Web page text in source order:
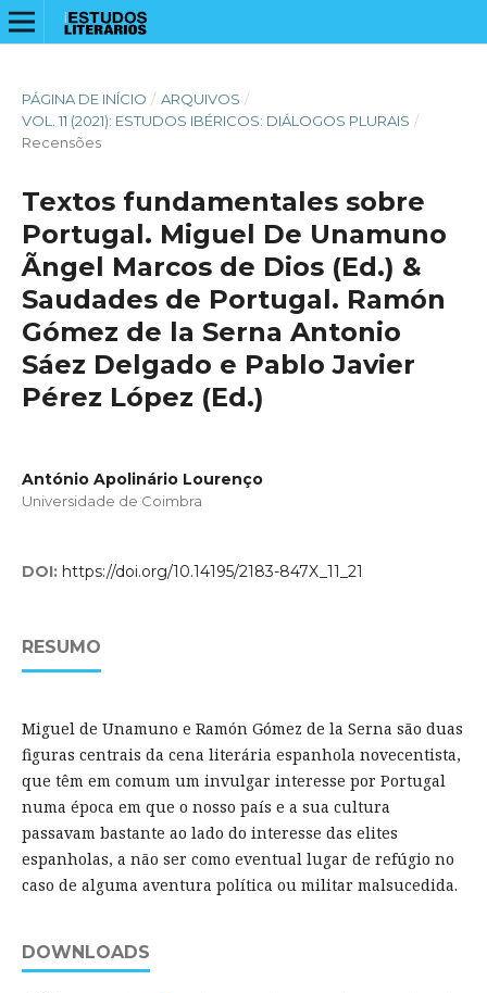
PÁGINA DE INÍCIO / ARQUIVOS /
VOL. 11 (2021): ESTUDOS IBÉRICOS: DIÁLOGOS PLURAIS /
Recensões
Textos fundamentales sobre
Portugal. Miguel De Unamuno
Ãngel Marcos de Dios (Ed.) &
Saudades de Portugal. Ramón
Gómez de la Serna Antonio
Sáez Delgado e Pablo Javier
Pérez López (Ed.)
António Apolinário Lourenço
Universidade de Coimbra
DOI: https://doi.org/10.14195/2183-847X_11_21
RESUMO
Miguel de Unamuno e Ramón Gómez de la Serna são duas
figuras centrais da cena literária espanhola novecentista,
que têm em comum um invulgar interesse por Portugal
numa época em que o nosso país e a sua cultura
passavam bastante ao lado do interesse das elites
espanholas, a não ser como eventual lugar de refúgio no
caso de alguma aventura política ou militar malsucedida.
DOWNLOADS